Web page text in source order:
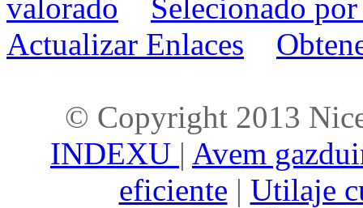
valorado
Selecionado
Actualizar Enlaces
© Copyright 2013
INDEXU | Avem
eficiente | Utilaje